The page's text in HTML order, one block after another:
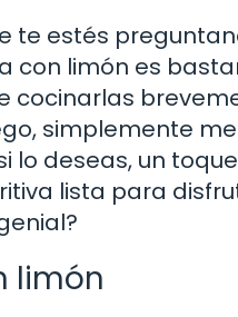
te estés
con limón es
cocinarlas
simplemente
lo deseas, un
lista para
limón